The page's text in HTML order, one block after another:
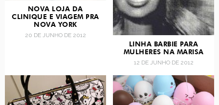
NOVA LOJA DA
CLINIQUE E VIAGEM PRA
NOVA YORK
20 DE JUNHO DE 2012
LINHA BARBIE PARA
MULHERES NA MARISA
12 DE JUNHO DE 2012